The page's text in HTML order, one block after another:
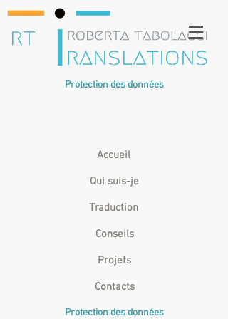
Protection des données
Accueil
Qui suis-je
Traduction
Conseils
Projets
Contacts
Protection des données